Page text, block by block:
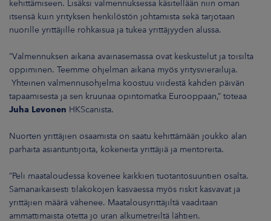
kehittämiseen. Lisäksi valmennuksessa käsitellään niin oman
itsensä kuin yrityksen henkilöstön johtamista sekä tarjotaan
nuorille yrittäjille rohkaisua ja tukea yrittäjyyden alussa.
”Valmennuksen aikana avainasemassa ovat keskustelut ja toisilta
oppiminen. Teemme ohjelman aikana myös yritysvierailuja.
Yhteinen valmennusohjelma koostuu viidestä kahden päivän
tapaamisesta ja sen kruunaa opintomatka Eurooppaan,” toteaa
Juha Levonen HKScanista.
Nuorten yrittäjien osaamista on saatu kehittämään joukko alan
parhaita asiantuntijoita, kokeneita yrittäjiä ja mentoreita.
”Peli maataloudessa kovenee kaikkien tuotantosuuntien osalta.
Samanaikaisesti tilakokojen kasvaessa myös riskit kasvavat ja
yrittäjien määrä vähenee. Maatalousyrittäjiltä vaaditaan
ammattimaista otetta jo uran alkumetreiltä lähtien.